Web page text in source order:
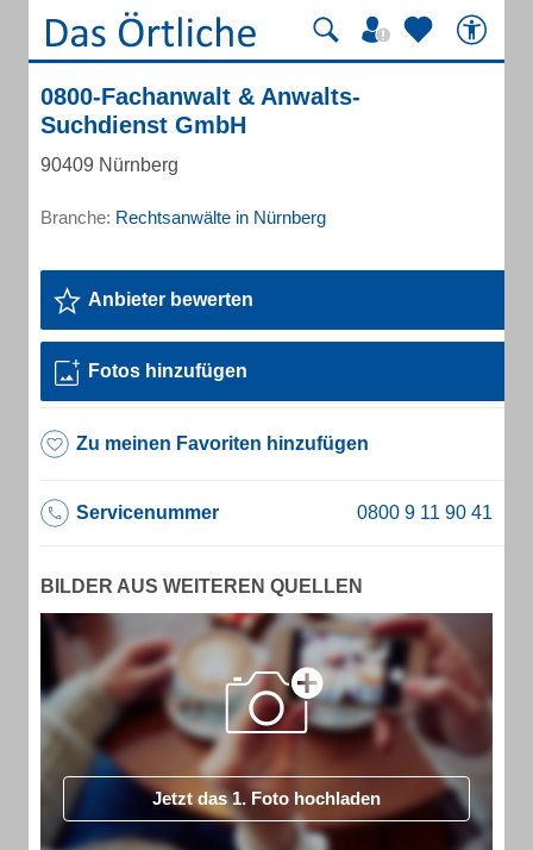
0800-Fachanwalt & Anwalts-
Suchdienst GmbH
90409 Nürnberg
Branche: Rechtsanwälte in Nürnberg
Anbieter bewerten
Fotos hinzufügen
Zu meinen Favoriten hinzufügen
Servicenummer
BILDER AUS WEITEREN QUELLEN
Jetzt das 1. Foto hochladen